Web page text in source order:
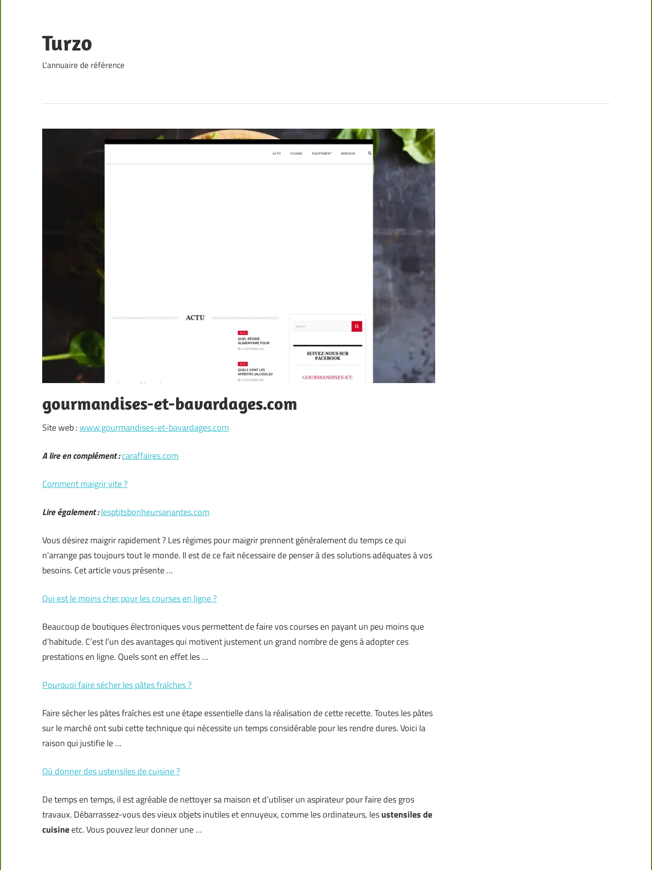
content
Turzo
L'annuaire de référence
gourmandises-et-bavardages.com
Site web :www.gourmandises-et-bavardages.com
A lire en complément :caraffaires.com
Comment maigrir vite ?
Lire également :lesptitsbonheursanantes.com
Vous désirez maigrir rapidement ? Les régimes pour maigrir prennent généralement du temps ce qui
n’arrange pas toujours tout le monde. Il est de ce fait nécessaire de penser à des solutions adéquates à vos
besoins. Cet article vous présente …
Qui est le moins cher pour les courses en ligne ?
Beaucoup de boutiques électroniques vous permettent de faire vos courses en payant un peu moins que
d’habitude. C’est l’un des avantages qui motivent justement un grand nombre de gens à adopter ces
prestations en ligne. Quels sont en effet les …
Pourquoi faire sécher les pâtes fraîches ?
Faire sécher les pâtes fraîches est une étape essentielle dans la réalisation de cette recette. Toutes les pâtes
sur le marché ont subi cette technique qui nécessite un temps considérable pour les rendre dures. Voici la
raison qui justifie le …
Où donner des ustensiles de cuisine ?
De temps en temps, il est agréable de nettoyer sa maison et d’utiliser un aspirateur pour faire des gros
travaux. Débarrassez-vous des vieux objets inutiles et ennuyeux, comme les ordinateurs, lesustensiles de
cuisineetc. Vous pouvez leur donner une …